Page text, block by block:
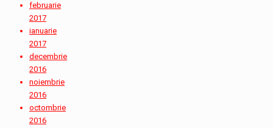
februarie
2017
ianuarie
2017
decembrie
2016
noiembrie
2016
octombrie
2016